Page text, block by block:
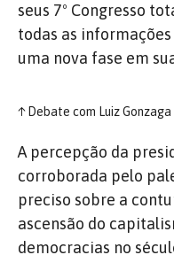
seus 7º Congresso
todas as
uma nova fase em
↑Debate com Luiz
A percepção da
corroborada pelo
preciso sobre a
ascensão do
democracias no